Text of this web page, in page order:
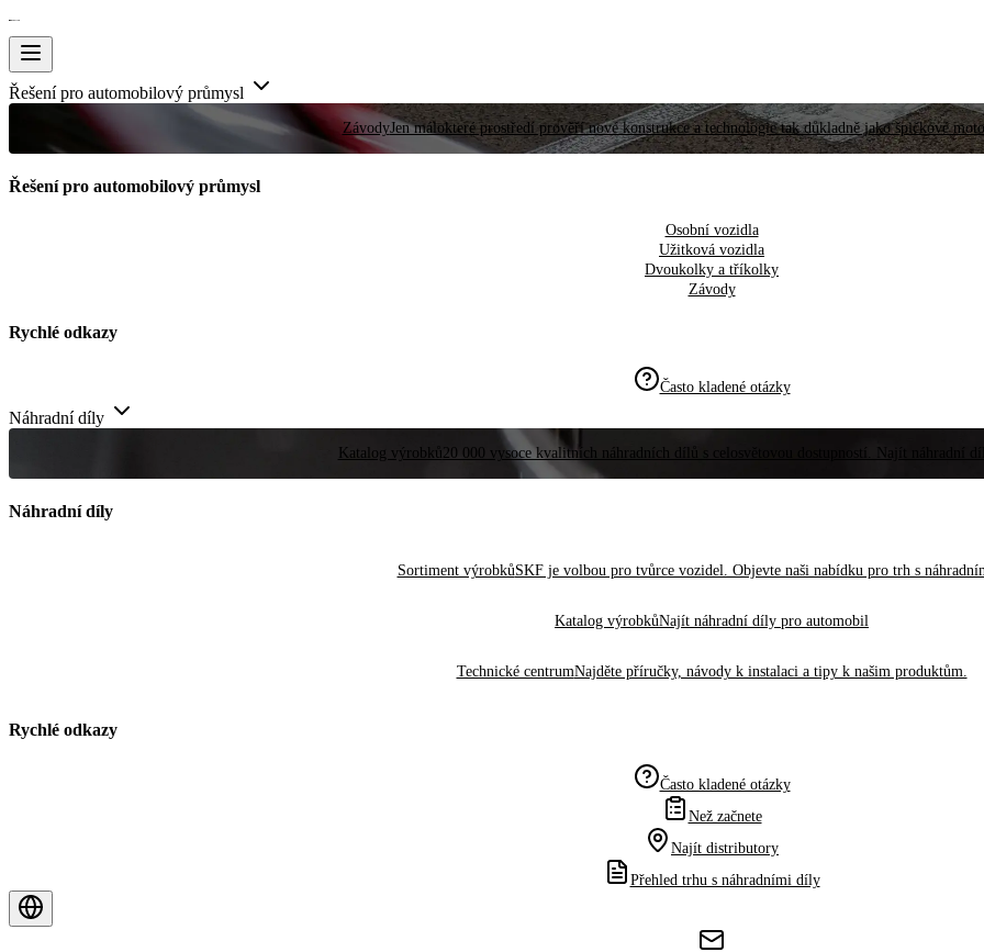
Řešení pro automobilový průmysl
ZávodyJen málokteré prostředí prověří nové konstrukce a technologie tak důkladně jako špičkové
Řešení pro automobilový průmysl
Osobní vozidla
Užitková vozidla
Dvoukolky a tříkolky
Závody
Rychlé odkazy
Často kladené otázky
Náhradní díly
Katalog výrobků20 000 vysoce kvalitních náhradních dílů s celosvětovou dostupností. Najít náhradní
Náhradní díly
Sortiment výrobkůSKF je volbou pro tvůrce vozidel. Objevte naši nabídku pro trh s
Katalog výrobkůNajít náhradní díly pro automobil
Technické centrumNajděte příručky, návody k instalaci a tipy k našim produktům.
Rychlé odkazy
Často kladené otázky
Než začnete
Najít distributory
Přehled trhu s náhradními díly